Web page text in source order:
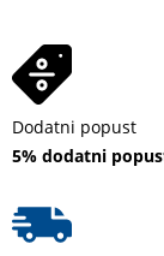
Dodatni popust
5% dodatni